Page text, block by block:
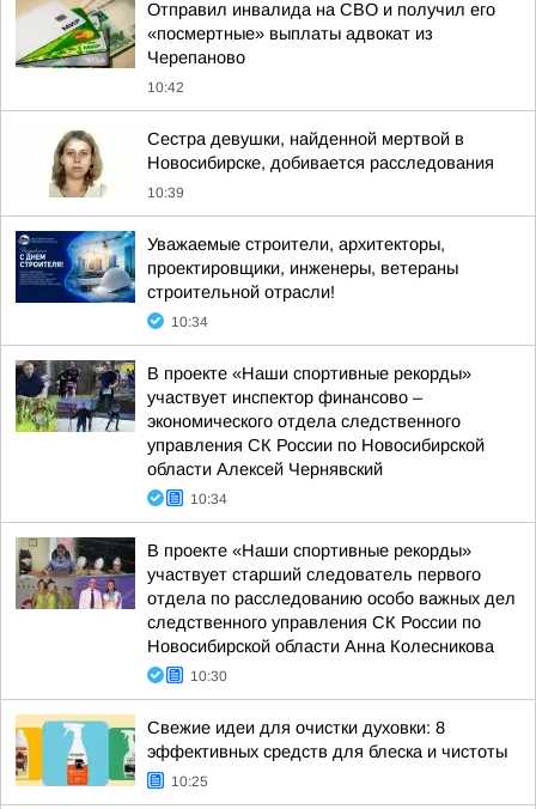
Отправил инвалида на СВО и получил его
«посмертные» выплаты адвокат из
Черепаново
10:42
Сестра девушки, найденной мертвой в
Новосибирске, добивается расследования
10:39
Уважаемые строители, архитекторы,
проектировщики, инженеры, ветераны
строительной отрасли!
10:34
В проекте «Наши спортивные рекорды»
участвует инспектор финансово –
экономического отдела следственного
управления СК России по Новосибирской
области Алексей Чернявский
10:34
В проекте «Наши спортивные рекорды»
участвует старший следователь первого
отдела по расследованию особо важных дел
следственного управления СК России по
Новосибирской области Анна Колесникова
10:30
Свежие идеи для очистки духовки: 8
эффективных средств для блеска и чистоты
10:25